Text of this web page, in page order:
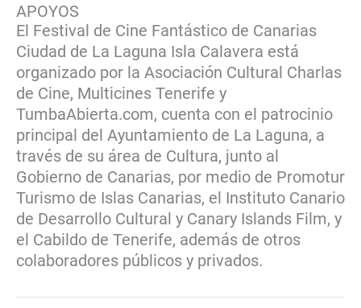
APOYOS
El Festival de Cine Fantástico de Canarias
Ciudad de La Laguna Isla Calavera está
organizado por la Asociación Cultural Charlas
de Cine, Multicines Tenerife y
TumbaAbierta.com, cuenta con el patrocinio
principal del Ayuntamiento de La Laguna, a
través de su área de Cultura, junto al
Gobierno de Canarias, por medio de Promotur
Turismo de Islas Canarias, el Instituto Canario
de Desarrollo Cultural y Canary Islands Film, y
el Cabildo de Tenerife, además de otros
colaboradores públicos y privados.